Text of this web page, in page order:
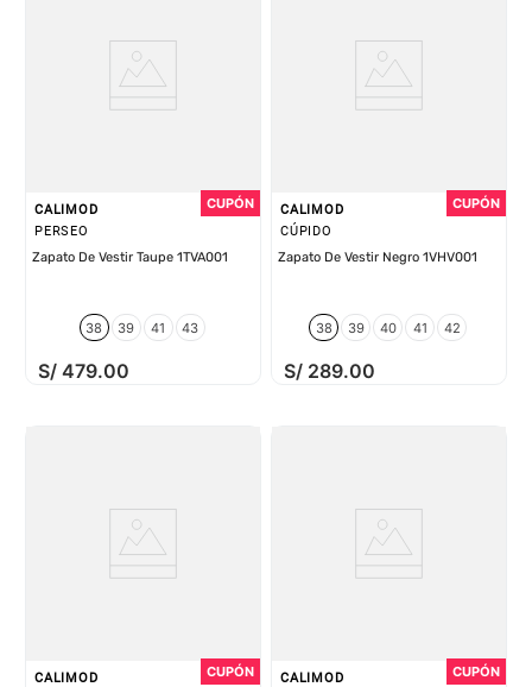
CALIMOD
PERSEO
Zapato De Vestir Taupe 1TVA001
38 39 41 43
S/ 479.00
CALIMOD
CÚPIDO
Zapato De Vestir Negro 1VHV001
38 39 40 41 42
S/ 289.00
CALIMOD
CALIMOD